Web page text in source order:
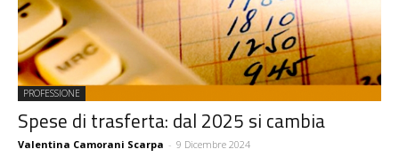
PROFESSIONE
Spese di trasferta: dal 2025 si cambia
Valentina Camorani Scarpa - 9 Dicembre 2024